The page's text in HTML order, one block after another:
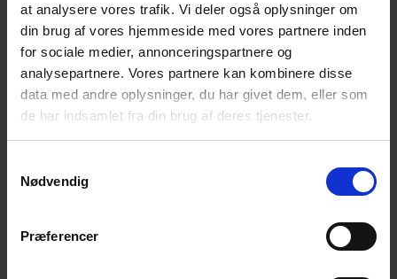
at analysere vores trafik. Vi deler også oplysninger om
din brug af vores hjemmeside med vores partnere inden
for sociale medier, annonceringspartnere og
analysepartnere. Vores partnere kan kombinere disse
data med andre oplysninger, du har givet dem, eller som
de har indsamlet fra din brug af deres tjenester.
Nødvendig
Præferencer
Har du mistet en nærtstående ved selvmord og
oplever, at det er svært at deltage i vores
caféaftener?
Du er ikke alene – og du behøver ikke stå med det selv.
Vi tilbyder individuelle samtaler til dig, som har brug for
støtte, men har svært ved at komme afsted til vores
caféaftener. Samtalen tager udgangspunkt i dig og det, der